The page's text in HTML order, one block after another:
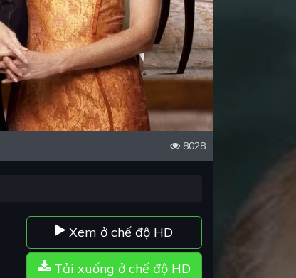
8028
Xem ở chế độ HD
Tải xuống ở chế độ HD